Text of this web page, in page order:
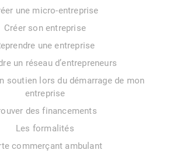
une micro-entreprise
Créer son entreprise
une entreprise
un réseau d’entrepreneurs
soutien lors du démarrage de mon
entreprise
des financements
Les formalités
commerçant ambulant